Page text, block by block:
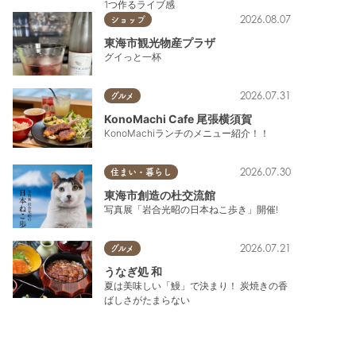
1つ作るライブ感
ショップ 2026.08.07
東海市観光物産プラザ
グイっと一杯
グルメ 2026.07.31
KonoMachi Cafe 尾張横須賀
KonoMachiランチのメニュー紹介！！
住まい・暮らし 2026.07.30
東海市創造の杜交流館
写真展「岩合光昭の日本ねこ歩き」開催!
グルメ 2026.07.21
うなぎ処 和
夏は美味しい「鰻」で決まり！ 炭焼きの香
ばしさがたまらない